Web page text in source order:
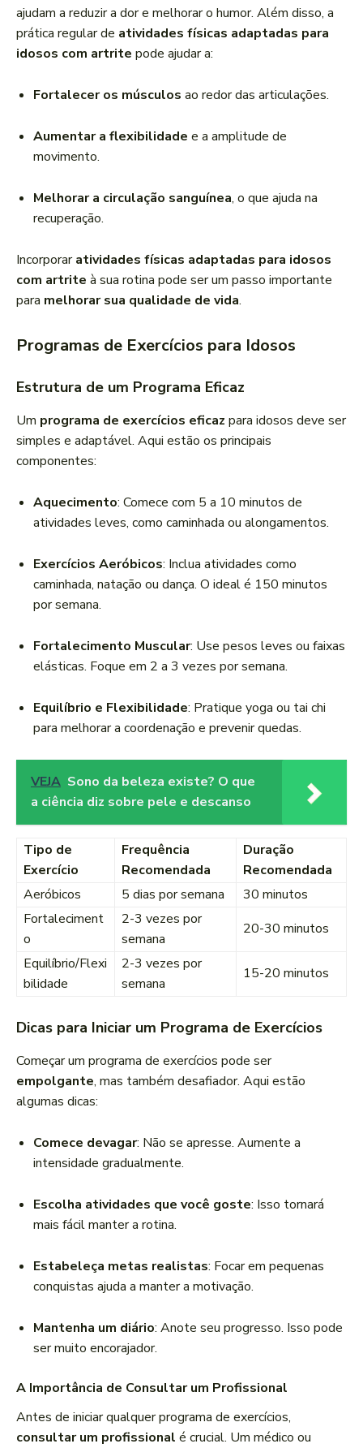
ajudam a reduzir a dor e melhorar o humor. Além disso, a
prática regular de atividades físicas adaptadas para
idosos com artrite pode ajudar a:
Fortalecer os músculos ao redor das articulações.
Aumentar a flexibilidade e a amplitude de
movimento.
Melhorar a circulação sanguínea, o que ajuda na
recuperação.
Incorporaratividades físicas adaptadas para idosos
com artrite à sua rotina pode ser um passo importante
para melhorar sua qualidade de vida.
Programas de Exercícios para Idosos
Estrutura de um Programa Eficaz
Um programa de exercícios eficaz para idosos deve ser
simples e adaptável. Aqui estão os principais
componentes:
Aquecimento: Comece com 5 a 10 minutos de
atividades leves, como caminhada ou alongamentos.
Exercícios Aeróbicos: Inclua atividades como
caminhada, natação ou dança. O ideal é 150 minutos
por semana.
Fortalecimento Muscular: Use pesos leves ou faixas
elásticas. Foque em 2 a 3 vezes por semana.
Equilíbrio e Flexibilidade: Pratique yoga ou tai chi
para melhorar a coordenação e prevenir quedas.
VEJA Sono da beleza existe? O que
a ciência diz sobre pele e descanso
Tipo de
Exercício
Frequência
Recomendada
Duração
Recomendada
Aeróbicos
5 dias por semana
30 minutos
Fortaleciment
o
2-3 vezes por
semana
20-30 minutos
Equilíbrio/Flexi
bilidade
2-3 vezes por
semana
15-20 minutos
Dicas para Iniciar um Programa de Exercícios
Começar um programa de exercícios pode ser
empolgante, mas também desafiador. Aqui estão
algumas dicas:
Comece devagar: Não se apresse. Aumente a
intensidade gradualmente.
Escolha atividades que você goste: Isso tornará
mais fácil manter a rotina.
Estabeleça metas realistas: Focar em pequenas
conquistas ajuda a manter a motivação.
Mantenha um diário: Anote seu progresso. Isso pode
ser muito encorajador.
A Importância de Consultar um Profissional
Antes de iniciar qualquer programa de exercícios,
consultar um profissional é crucial. Um médico ou